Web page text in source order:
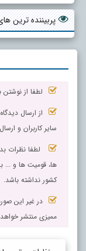
پربیننده ترین
لطفا از
از ارسال
سایر کاربران و
لطفا نظرات
ها، قومیت ها و ...
کشور نداشته باشد.
در غیر این
ممیزی منتشر